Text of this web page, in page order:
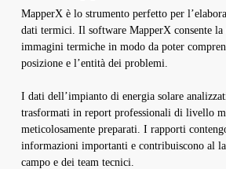
MapperX è lo strumento perfetto per
dati termici. Il software MapperX consente la
immagini termiche in modo da poter
posizione e l’entità dei problemi.
I dati dell’impianto di energia solare
trasformati in report professionali di livello
meticolosamente preparati. I rapporti
informazioni importanti e contribuiscono al
campo e dei team tecnici.